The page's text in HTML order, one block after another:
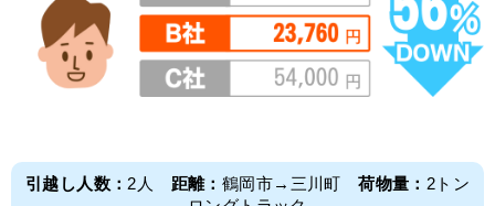
引越し人数： 2人 距離： 鶴岡市→三川町 荷物量： 2トン